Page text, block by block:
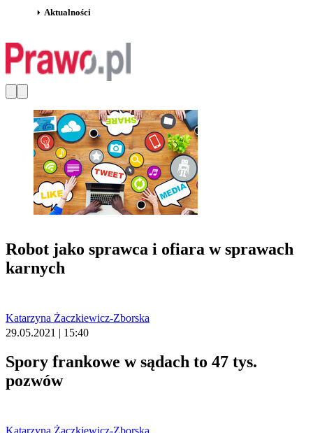
Aktualności
Robot jako sprawca i ofiara w sprawach
karnych
Katarzyna Żaczkiewicz-Zborska
29.05.2021 | 15:40
Spory frankowe w sądach to 47 tys.
pozwów
Katarzyna Żaczkiewicz-Zborska